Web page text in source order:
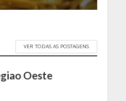
VER TODAS AS POSTAGENS
Oeste